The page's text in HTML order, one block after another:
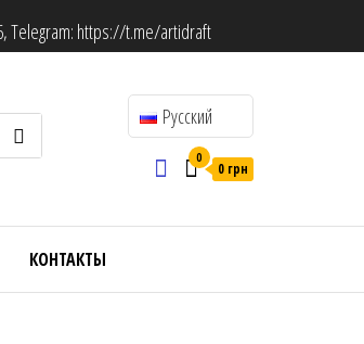
, Telegram: https://t.me/artidraft
Русский
0
0 грн
КОНТАКТЫ